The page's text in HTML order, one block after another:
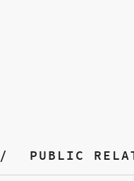
PUBLIC